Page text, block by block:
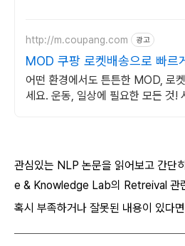
http://m.coupang.com 광고
MOD 쿠팡 로켓배송으로 빠르
어떤 환경에서도 튼튼한 MOD, 로
세요. 운동, 일상에 필요한 모든 것!
관심있는 NLP 논문을 읽어보고 간단
e & Knowledge Lab의 Retreival 관
혹시 부족하거나 잘못된 내용이 있다